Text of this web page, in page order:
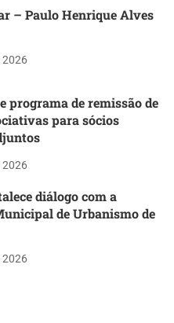
– Paulo Henrique Alves
2026
programa de remissão de
para sócios
2026
diálogo com a
de Urbanismo de
2026